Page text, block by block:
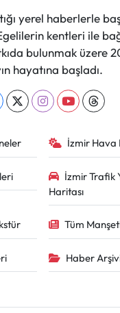
yerel haberlerle
kentleri ile
bulunmak üzere
hayatına başladı.
İzmir Hava
İzmir Trafik
Haritası
Tüm
Haber